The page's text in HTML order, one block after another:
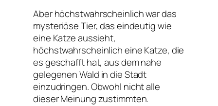
Aber höchstwahrscheinlich war das
mysteriöse Tier, das eindeutig wie
eine Katze aussieht,
höchstwahrscheinlich eine Katze, die
es geschafft hat, aus dem nahe
gelegenen Wald in die Stadt
einzudringen. Obwohl nicht alle
dieser Meinung zustimmten.